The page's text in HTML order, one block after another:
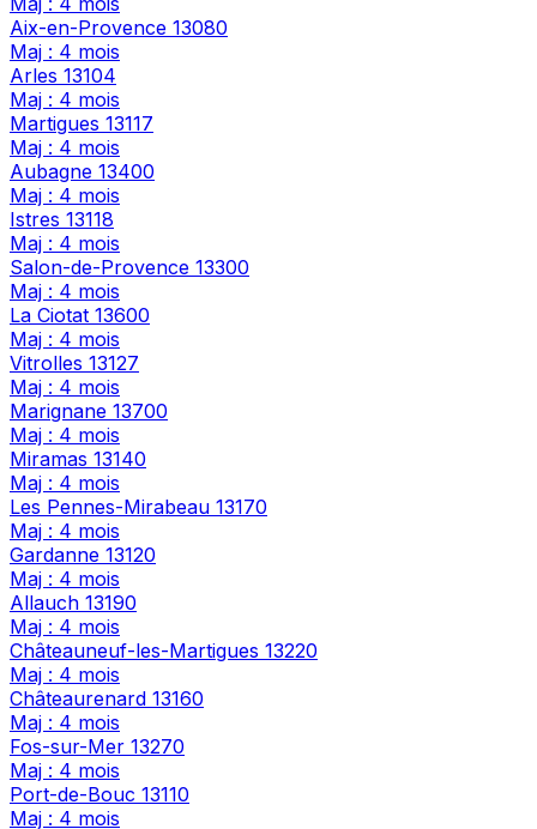
Aix-en-Provence 13080
Maj : 4 mois
Arles 13104
Maj : 4 mois
Martigues 13117
Maj : 4 mois
Aubagne 13400
Maj : 4 mois
Istres 13118
Maj : 4 mois
Salon-de-Provence 13300
Maj : 4 mois
La Ciotat 13600
Maj : 4 mois
Vitrolles 13127
Maj : 4 mois
Marignane 13700
Maj : 4 mois
Miramas 13140
Maj : 4 mois
Les Pennes-Mirabeau 13170
Maj : 4 mois
Gardanne 13120
Maj : 4 mois
Allauch 13190
Maj : 4 mois
Châteauneuf-les-Martigues 13220
Maj : 4 mois
Châteaurenard 13160
Maj : 4 mois
Fos-sur-Mer 13270
Maj : 4 mois
Port-de-Bouc 13110
Maj : 4 mois